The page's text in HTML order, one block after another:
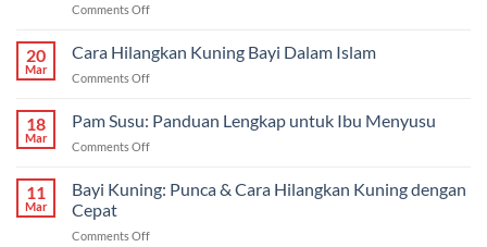
Comments Offon
untuk
Bayi
Terbaik
20
Mar
Cara Hilangkan Kuning Bayi Dalam Islam
Comments Offon
Hilangkan
Islam
18
Mar
Pam Susu: Panduan Lengkap untuk Ibu Menyusu
Comments Offon
Susu:
Panduan
untuk
11
Mar
Bayi Kuning: Punca & Cara Hilangkan Kuning dengan
Cepat
Comments Offon